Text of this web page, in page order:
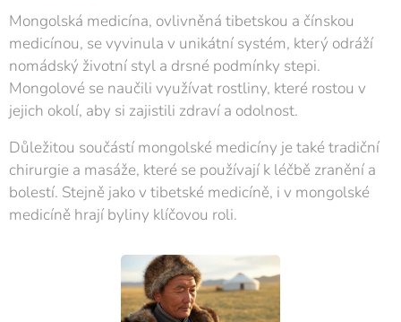
Mongolská medicína, ovlivněná tibetskou a čínskou
medicínou, se vyvinula v unikátní systém, který odráží
nomádský životní styl a drsné podmínky stepi.
Mongolové se naučili využívat rostliny, které rostou v
jejich okolí, aby si zajistili zdraví a odolnost.
Důležitou součástí mongolské medicíny je také tradiční
chirurgie a masáže, které se používají k léčbě zranění a
bolestí. Stejně jako v tibetské medicíně, i v mongolské
medicíně hrají byliny klíčovou roli.